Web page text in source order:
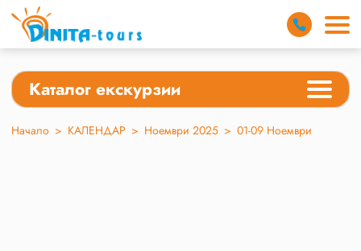
Каталог екскурзии
Начало > КАЛЕНДАР > Ноември 2025 > 01-09 Ноември